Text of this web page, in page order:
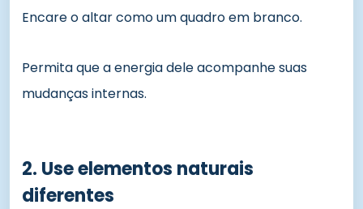
Encare o altar como um quadro em branco.
Permita que a energia dele acompanhe suas
mudanças internas.
2. Use elementos naturais
diferentes